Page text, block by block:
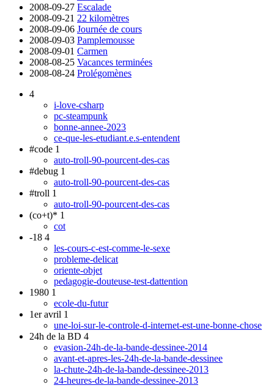
2008-09-27 Escalade
2008-09-21 22 kilomètres
2008-09-06 Journée de cours
2008-09-03 Pamplemousse
2008-09-01 Carmen
2008-08-25 Vacances terminées
2008-08-24 Prolégomènes
4
i-love-csharp
pc-steampunk
bonne-annee-2023
ce-que-les-etudiant.e.s-entendent
#code 1
auto-troll-90-pourcent-des-cas
#debug 1
auto-troll-90-pourcent-des-cas
#troll 1
auto-troll-90-pourcent-des-cas
(co+t)* 1
cot
-18 4
les-cours-c-est-comme-le-sexe
probleme-delicat
oriente-objet
pedagogie-douteuse-test-dattention
1980 1
ecole-du-futur
1er avril 1
une-loi-sur-le-controle-d-internet-est-une-bonne-chose
24h de la BD 4
evasion-24h-de-la-bande-dessinee-2014
avant-et-apres-les-24h-de-la-bande-dessinee
la-chute-24h-de-la-bande-dessinee-2013
24-heures-de-la-bande-dessinee-2013